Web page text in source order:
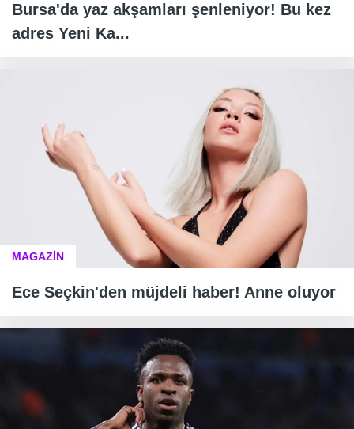
Bursa'da yaz akşamları şenleniyor! Bu kez
adres Yeni Ka...
MAGAZİN
Ece Seçkin'den müjdeli haber! Anne oluyor